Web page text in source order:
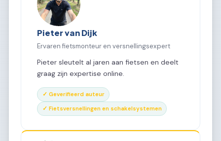
Pieter van Dijk
Ervaren fietsmonteur en versnellingsexpert
Pieter sleutelt al jaren aan fietsen en deelt
graag zijn expertise online.
✓ Geverifieerd auteur
✓ Fietsversnellingen en schakelsystemen